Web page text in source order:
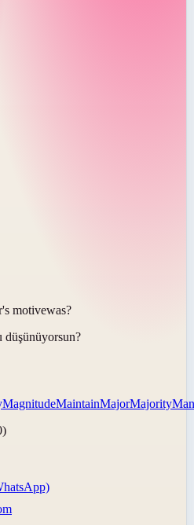
motivewas?
düşünüyorsun?
MagnitudeMaintainMajorMajority